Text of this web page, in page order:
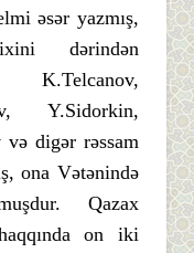
əsər yazmış,
dərindən
K.Telcanov,
Y.Sidorkin,
digər rəssam
ona Vətənində
Qazax
on iki